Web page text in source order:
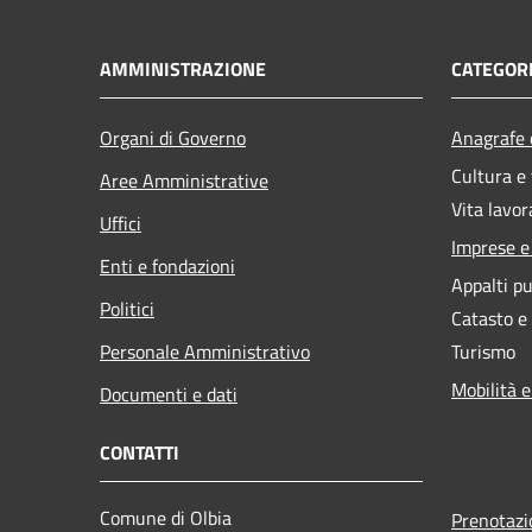
AMMINISTRAZIONE
Organi di Governo
Aree Amministrative
Uffici
Enti e fondazioni
Politici
Personale Amministrativo
Documenti e dati
Cultura
Vita
Imprese
Appalti
Catasto
Turismo
Mobilità
CONTATTI
Comune di Olbia